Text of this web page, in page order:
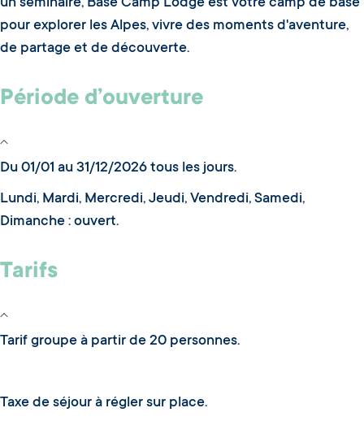
un séminaire, Base Camp Lodge est votre camp de base
pour explorer les Alpes, vivre des moments d'aventure,
de partage et de découverte.
Période d’ouverture
Du 01/01 au 31/12/2026 tous les jours.
Lundi, Mardi, Mercredi, Jeudi, Vendredi, Samedi,
Dimanche : ouvert.
Tarifs
Tarif groupe à partir de 20 personnes.
Taxe de séjour à régler sur place.